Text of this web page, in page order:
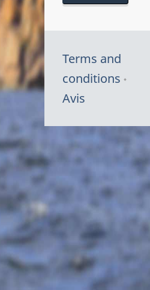
Terms and
conditions
Avis